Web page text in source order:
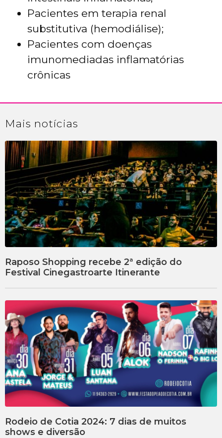
Pacientes em terapia renal
substitutiva (hemodiálise);
Pacientes com doenças
imunomediadas inflamatórias
crônicas
Mais notícias
Raposo Shopping recebe 2ª edição do
Festival Cinegastroarte Itinerante
Rodeio de Cotia 2024: 7 dias de muitos
shows e diversão